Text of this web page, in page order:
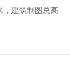
，建筑制图总高